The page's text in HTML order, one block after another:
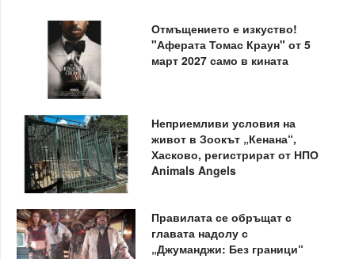
Отмъщението е изкуство!
"Аферата Томас Краун" от 5
март 2027 само в кината
Неприемливи условия на
живот в Зоокът „Кенана“,
Хасково, регистрират от НПО
Animals Angels
Правилата се обръщат с
главата надолу с
„Джуманджи: Без граници“